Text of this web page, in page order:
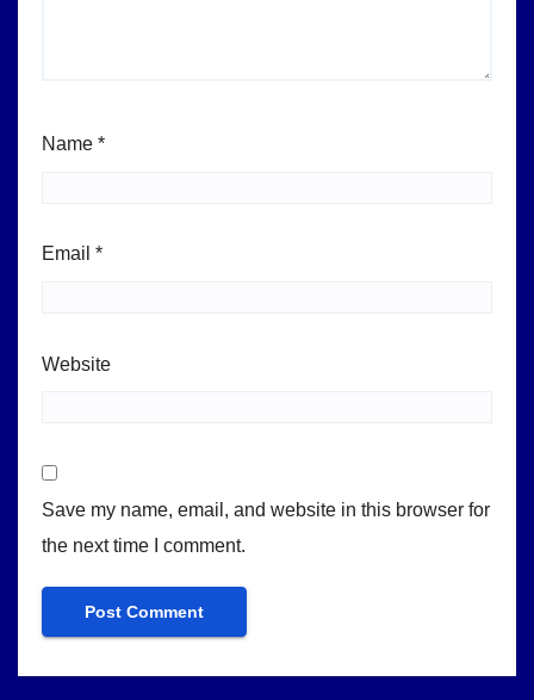
Name *
Email *
Website
Save my name, email, and website in this browser for
the next time I comment.